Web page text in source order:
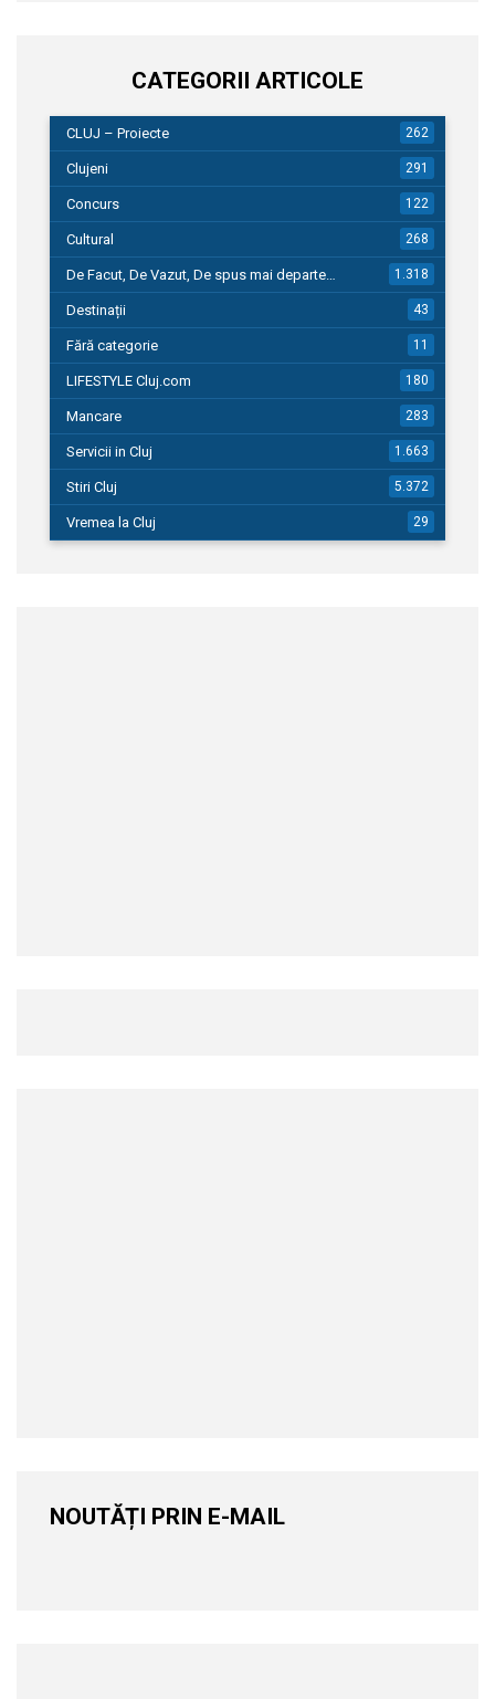
CATEGORII ARTICOLE
CLUJ – Proiecte 262
Clujeni 291
Concurs 122
Cultural 268
De Facut, De Vazut, De spus mai departe… 1.318
Destinații 43
Fără categorie 11
LIFESTYLE Cluj.com 180
Mancare 283
Servicii in Cluj 1.663
Stiri Cluj 5.372
Vremea la Cluj 29
NOUTĂȚI PRIN E-MAIL